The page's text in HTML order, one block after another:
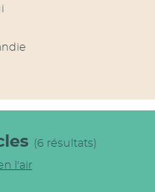
(6 résultats)
l'air